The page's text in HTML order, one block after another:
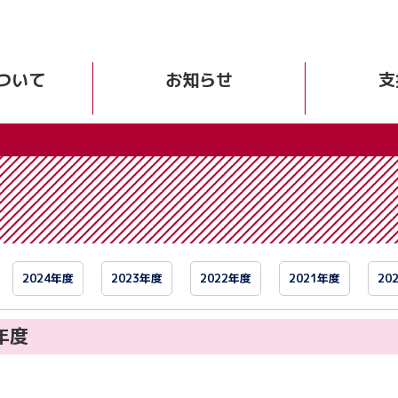
いて お知らせ
2024年度 2023年度 2022年度 2021年度
度